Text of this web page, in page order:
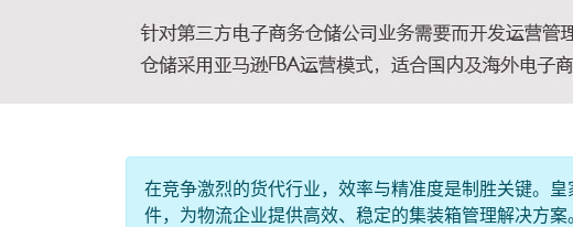
在竞争激烈的货代行业，效率与精准度是制胜关键。
件，为物流企业提供高效、稳定的集装箱管理解决方案。